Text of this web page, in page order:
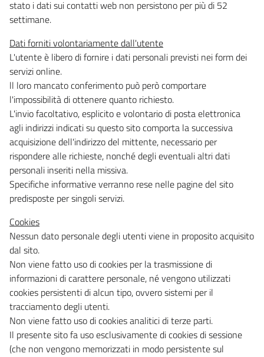
stato i dati sui contatti web non persistono per più di 52
settimane.
Dati forniti volontariamente dall'utente
L'utente è libero di fornire i dati personali previsti nei form dei
servizi online.
ll loro mancato conferimento può però comportare
l'impossibilità di ottenere quanto richiesto.
L'invio facoltativo, esplicito e volontario di posta elettronica
agli indirizzi indicati su questo sito comporta la successiva
acquisizione dell'indirizzo del mittente, necessario per
rispondere alle richieste, nonché degli eventuali altri dati
personali inseriti nella missiva.
Specifiche informative verranno rese nelle pagine del sito
predisposte per singoli servizi.
Cookies
Nessun dato personale degli utenti viene in proposito acquisito
dal sito.
Non viene fatto uso di cookies per la trasmissione di
informazioni di carattere personale, né vengono utilizzati
cookies persistenti di alcun tipo, ovvero sistemi per il
tracciamento degli utenti.
Non viene fatto uso di cookies analitici di terze parti.
Il presente sito fa uso esclusivamente di cookies di sessione
(che non vengono memorizzati in modo persistente sul